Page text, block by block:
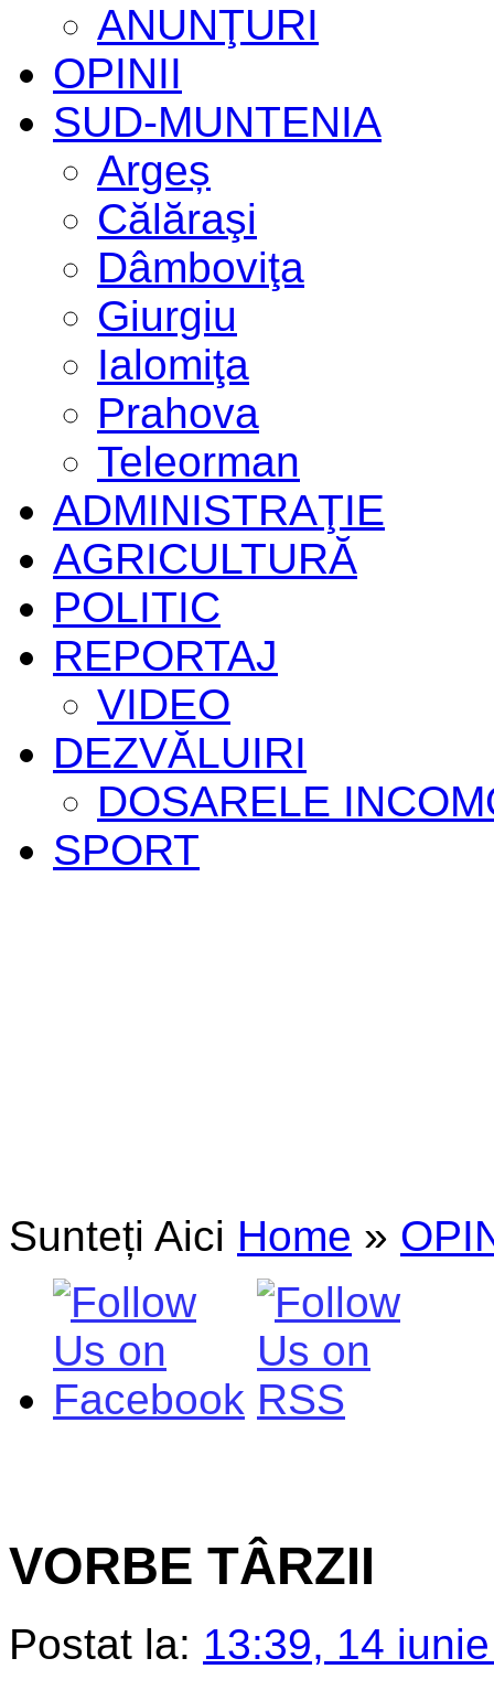
ANUNŢURI
OPINII
SUD-MUNTENIA
Argeș
Călăraşi
Dâmboviţa
Giurgiu
Ialomiţa
Prahova
Teleorman
ADMINISTRAŢIE
AGRICULTURĂ
POLITIC
REPORTAJ
VIDEO
DEZVĂLUIRI
DOSARELE
SPORT
Sunteți Aici Home »
VORBE TÂRZII
Postat la: 13:39, 14